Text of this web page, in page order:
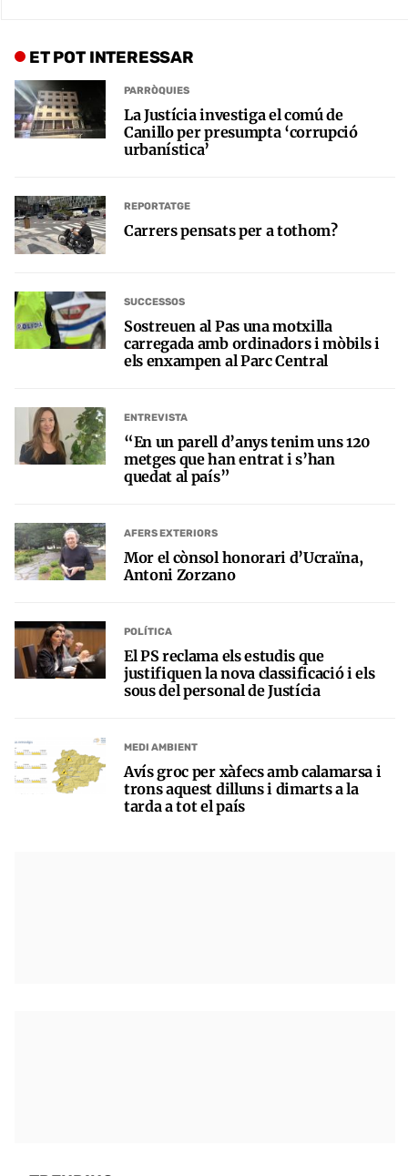
ET POT INTERESSAR
PARRÒQUIES
La Justícia investiga el comú de
Canillo per presumpta ‘corrupció
urbanística’
REPORTATGE
Carrers pensats per a tothom?
SUCCESSOS
Sostreuen al Pas una motxilla
carregada amb ordinadors i mòbils i
els enxampen al Parc Central
ENTREVISTA
“En un parell d’anys tenim uns 120
metges que han entrat i s’han
quedat al país”
AFERS EXTERIORS
Mor el cònsol honorari d’Ucraïna,
Antoni Zorzano
POLÍTICA
El PS reclama els estudis que
justifiquen la nova classificació i els
sous del personal de Justícia
MEDI AMBIENT
Avís groc per xàfecs amb calamarsa i
trons aquest dilluns i dimarts a la
tarda a tot el país